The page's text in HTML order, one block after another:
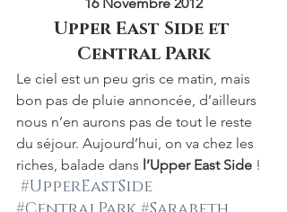
Upper East Side et
Central Park
Le ciel est un peu gris ce matin, mais
bon pas de pluie annoncée, d’ailleurs
nous n’en aurons pas de tout le reste
du séjour. Aujourd’hui, on va chez les
riches, balade dans l’Upper East Side !
#UpperEastSide